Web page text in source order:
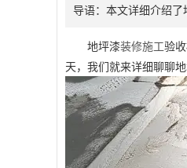
导语：本文详细介绍了
地坪漆装修施工验
天，我们就来详细聊聊